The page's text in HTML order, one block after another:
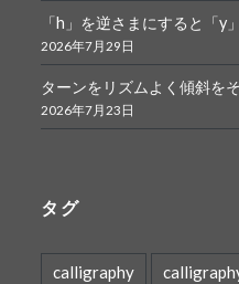
「h」を逆さまにすると「y
2026年7月29日
ターンをリズムよく傾斜を
2026年7月23日
タグ
calligraphy